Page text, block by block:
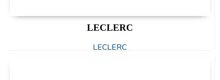
LECLERC
LECLERC